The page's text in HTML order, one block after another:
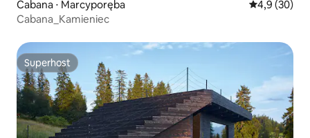
Cabana ⋅ Marcyporęba 4,9 de uma
4,9 (30)
Cabana_Kamieniec
Superhost
Superhost